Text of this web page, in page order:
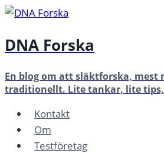
Skip
content
DNA Forska
En blog om att släktforska, mest
traditionellt. Lite tankar, lite
Kontakt
Om
Testföretag